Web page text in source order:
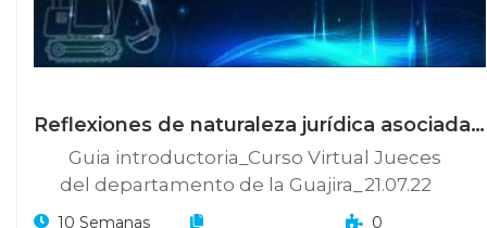
Reflexiones de naturaleza jurídica asociadas
a la visión intercultural para el desarrollo de
La Guajira
Guia introductoria_Curso Virtual Jueces
del departamento de la Guajira_21.07.22
10 Semanas
0